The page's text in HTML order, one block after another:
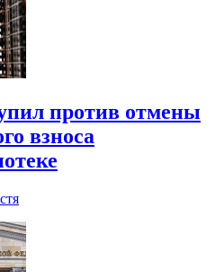
против отмены
взноса